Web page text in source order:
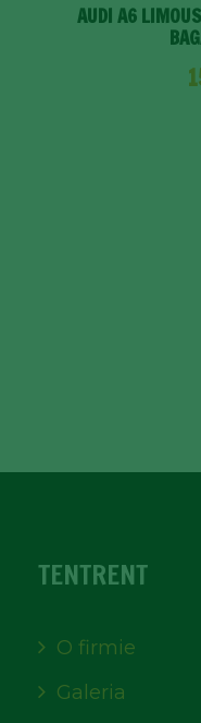
AUDI A6
TENTRENT
O firmie
Galeria